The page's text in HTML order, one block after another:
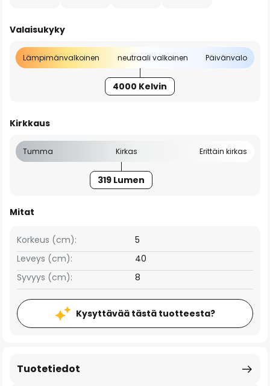
Valaisukyky
Lämpimänvalkoinen neutraali valkoinen Päivänvalo
4000 Kelvin
Kirkkaus
Tumma Kirkas Erittäin kirkas
319 Lumen
Mitat
Leveys (cm): 40
Korkeus (cm): 5
Syvyys (cm): 8
Kysyttävää tästä tuotteesta?
Tuotetiedot